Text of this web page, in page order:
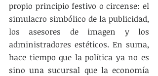
propio principio festivo o circense: el
simulacro simbólico de la publicidad,
los asesores de imagen y los
administradores estéticos. En suma,
hace tiempo que la política ya no es
sino una sucursal que la economía